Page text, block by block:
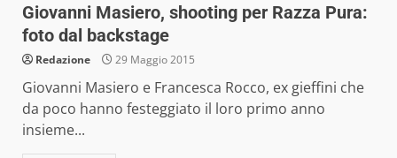
Giovanni Masiero, shooting per Razza Pura:
foto dal backstage
Redazione 29 Maggio 2015
Giovanni Masiero e Francesca Rocco, ex gieffini che
da poco hanno festeggiato il loro primo anno
insieme...